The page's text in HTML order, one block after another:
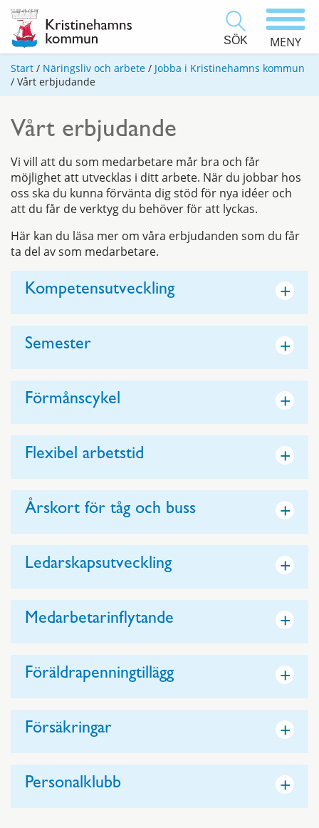
SÖK MENY
Start / Näringsliv och arbete / Jobba i Kristinehamns kommun
/ Vårt erbjudande
Vårt erbjudande
Vi vill att du som medarbetare mår bra och får
möjlighet att utvecklas i ditt arbete. När du jobbar hos
oss ska du kunna förvänta dig stöd för nya idéer och
att du får de verktyg du behöver för att lyckas.
Här kan du läsa mer om våra erbjudanden som du får
ta del av som medarbetare.
Kompetensutveckling +
Semester +
Förmånscykel +
Flexibel arbetstid +
Årskort för tåg och buss +
Ledarskapsutveckling +
Medarbetarinflytande +
Föräldrapenningtillägg +
Försäkringar +
Personalklubb +